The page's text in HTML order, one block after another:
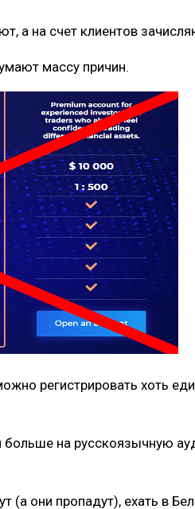
а на счет клиентов
массу причин.
регистрировать хоть
больше на русскоязычную
(а они пропадут), ехать в